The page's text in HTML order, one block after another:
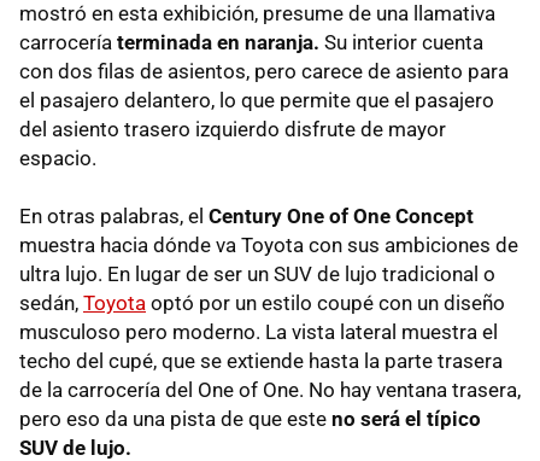
mostró en esta exhibición, presume de una llamativa
carrocería terminada en naranja. Su interior cuenta
con dos filas de asientos, pero carece de asiento para
el pasajero delantero, lo que permite que el pasajero
del asiento trasero izquierdo disfrute de mayor
espacio.
En otras palabras, el Century One of One Concept
muestra hacia dónde va Toyota con sus ambiciones de
ultra lujo. En lugar de ser un SUV de lujo tradicional o
sedán, Toyota optó por un estilo coupé con un diseño
musculoso pero moderno. La vista lateral muestra el
techo del cupé, que se extiende hasta la parte trasera
de la carrocería del One of One. No hay ventana trasera,
pero eso da una pista de que este no será el típico
SUV de lujo.